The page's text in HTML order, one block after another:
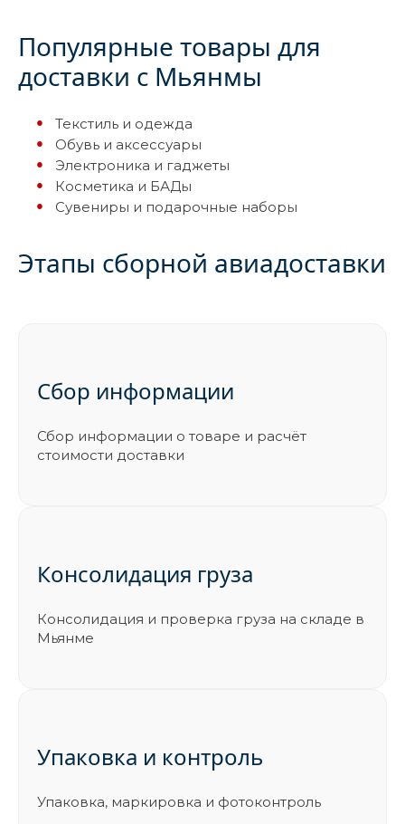
Популярные товары для
доставки с Мьянмы
Текстиль и одежда
Обувь и аксессуары
Электроника и гаджеты
Косметика и БАДы
Сувениры и подарочные наборы
Этапы сборной авиадоставки
Сбор информации
Сбор информации о товаре и расчёт
стоимости доставки
Консолидация груза
Консолидация и проверка груза на складе в
Мьянме
Упаковка и контроль
Упаковка, маркировка и фотоконтроль